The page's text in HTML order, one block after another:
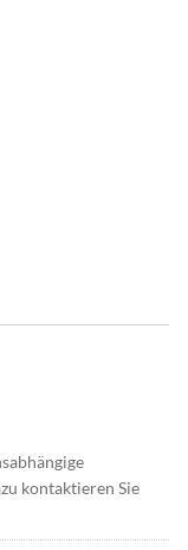
kontaktieren Sie